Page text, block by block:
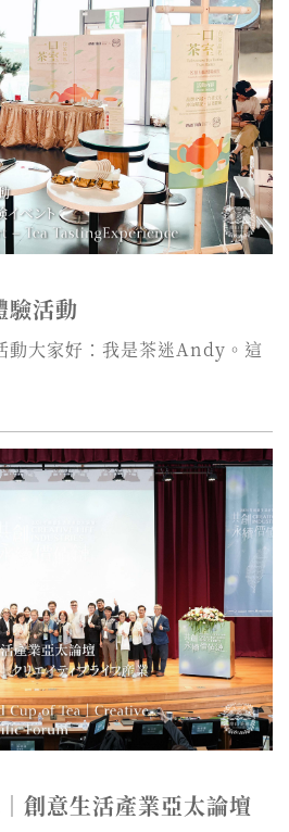
驗活動
動大家好：我是茶迷Andy。這
創意生活產業亞太論壇